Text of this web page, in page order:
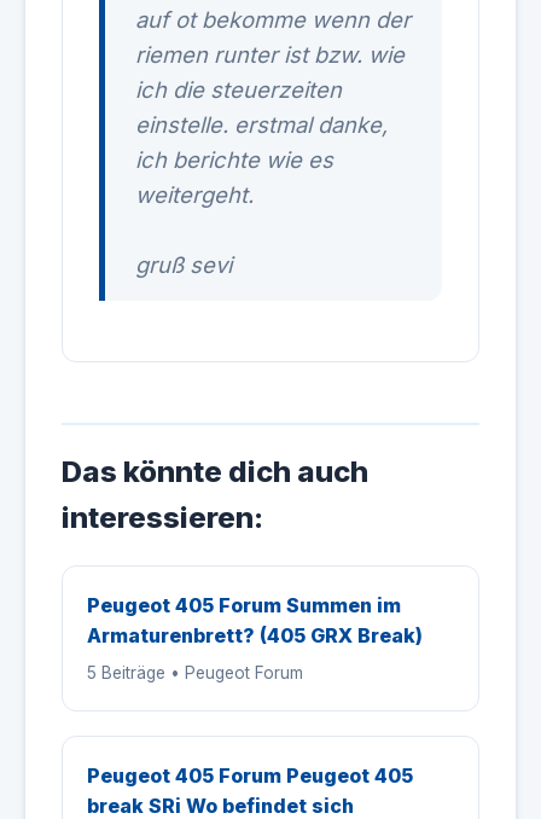
auf ot bekomme wenn der
riemen runter ist bzw. wie
ich die steuerzeiten
einstelle. erstmal danke,
ich berichte wie es
weitergeht.
gruß sevi
Das könnte dich auch
interessieren:
Peugeot 405 Forum Summen im
Armaturenbrett? (405 GRX Break)
5 Beiträge • Peugeot Forum
Peugeot 405 Forum Peugeot 405
break SRi Wo befindet sich